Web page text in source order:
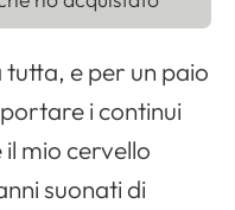
tutta, e per un paio
i continui
mio cervello
suonati di